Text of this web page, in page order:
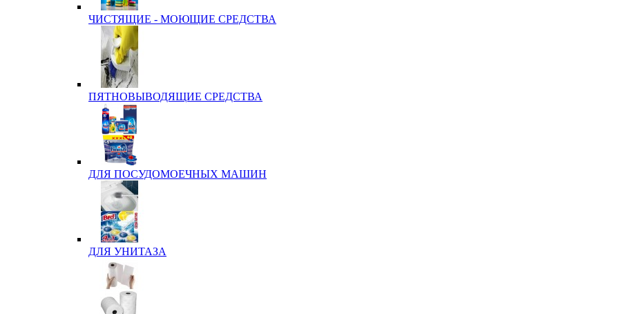
ЧИСТЯЩИЕ - МОЮЩИЕ СРЕДСТВА
ПЯТНОВЫВОДЯЩИЕ СРЕДСТВА
ДЛЯ ПОСУДОМОЕЧНЫХ МАШИН
ДЛЯ УНИТАЗА